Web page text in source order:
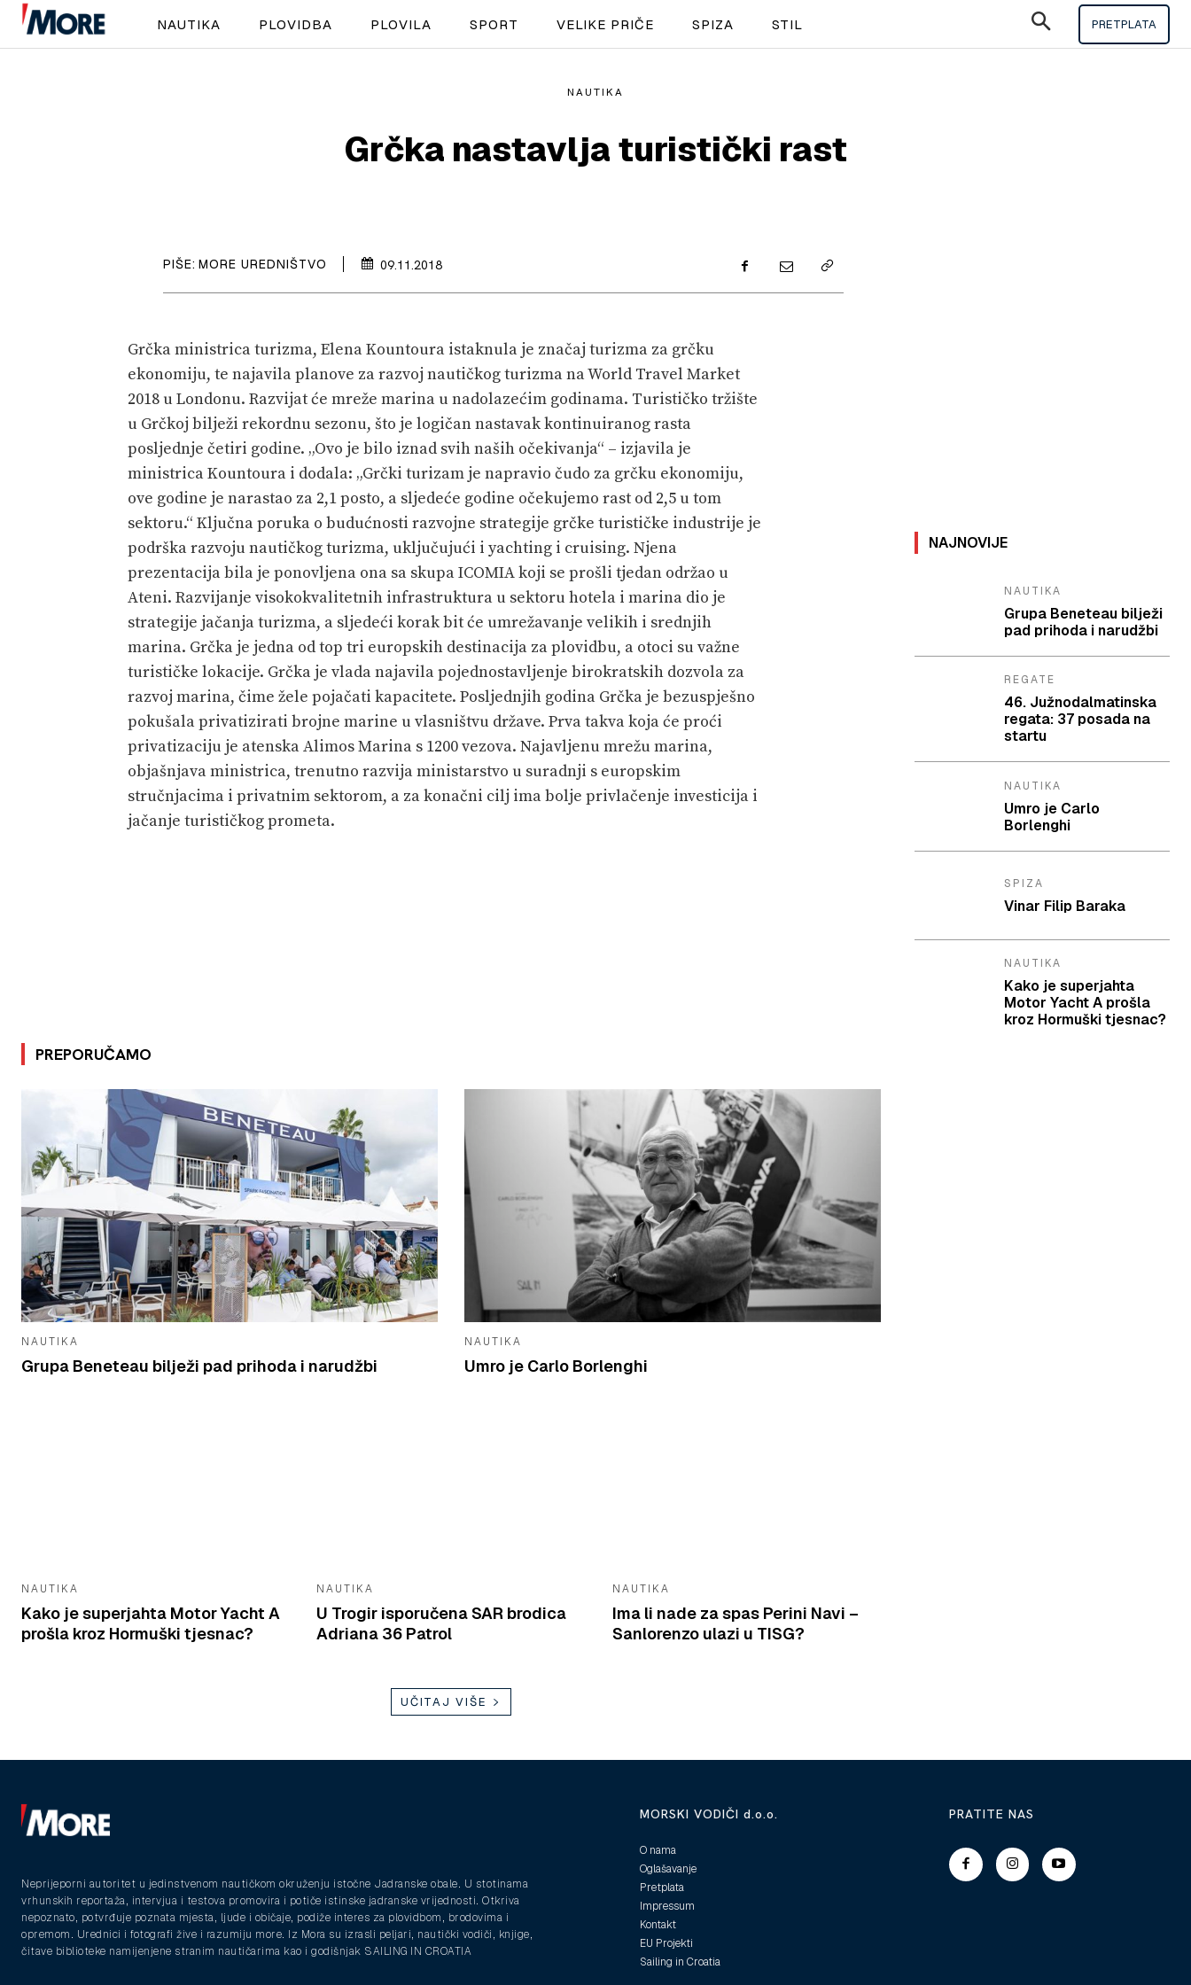
SPORT
PRETPLATA
SHOP
NAUTIKA PLOVIDBA PLOVILA SPORT VELIKE PRIČE SPIZA STIL PRETPLATA
NAUTIKA
Grčka nastavlja turistički rast
PIŠE: MORE UREDNIŠTVO 09.11.2018
Grčka ministrica turizma, Elena Kountoura istaknula je značaj turizma za grčku
ekonomiju, te najavila planove za razvoj nautičkog turizma na World Travel Market
2018 u Londonu. Razvijat će mreže marina u nadolazećim godinama. Turističko tržište
u Grčkoj bilježi rekordnu sezonu, što je logičan nastavak kontinuiranog rasta
posljednje četiri godine. „Ovo je bilo iznad svih naših očekivanja“ – izjavila je
ministrica Kountoura i dodala: „Grčki turizam je napravio čudo za grčku ekonomiju,
ove godine je narastao za 2,1 posto, a sljedeće godine očekujemo rast od 2,5 u tom
sektoru.“ Ključna poruka o budućnosti razvojne strategije grčke turističke industrije je
podrška razvoju nautičkog turizma, uključujući i yachting i cruising. Njena
prezentacija bila je ponovljena ona sa skupa ICOMIA koji se prošli tjedan održao u
Ateni. Razvijanje visokokvalitetnih infrastruktura u sektoru hotela i marina dio je
strategije jačanja turizma, a sljedeći korak bit će umrežavanje velikih i srednjih
marina. Grčka je jedna od top tri europskih destinacija za plovidbu, a otoci su važne
turističke lokacije. Grčka je vlada najavila pojednostavljenje birokratskih dozvola za
razvoj marina, čime žele pojačati kapacitete. Posljednjih godina Grčka je bezuspješno
pokušala privatizirati brojne marine u vlasništvu države. Prva takva koja će proći
privatizaciju je atenska Alimos Marina s 1200 vezova. Najavljenu mrežu marina,
objašnjava ministrica, trenutno razvija ministarstvo u suradnji s europskim
stručnjacima i privatnim sektorom, a za konačni cilj ima bolje privlačenje investicija i
jačanje turističkog prometa.
PREPORUČAMO
NAUTIKA
Grupa Beneteau bilježi pad prihoda i narudžbi
NAUTIKA
Umro je Carlo Borlenghi
NAUTIKA
Kako je superjahta Motor Yacht A
prošla kroz Hormuški tjesnac?
NAUTIKA
U Trogir isporučena SAR brodica
Adriana 36 Patrol
NAUTIKA
Ima li nade za spas Perini Navi –
Sanlorenzo ulazi u TISG?
UČITAJ VIŠE
NAJNOVIJE
NAUTIKA
Grupa Beneteau bilježi
pad prihoda i narudžbi
REGATE
46. Južnodalmatinska
regata: 37 posada na
startu
NAUTIKA
Umro je Carlo
Borlenghi
SPIZA
Vinar Filip Baraka
NAUTIKA
Kako je superjahta
Motor Yacht A prošla
kroz Hormuški tjesnac?
Neprijeporni autoritet u jedinstvenom nautičkom okruženju istočne Jadranske obale. U stotinama
vrhunskih reportaža, intervjua i testova promovira i potiče istinske jadranske vrijednosti. Otkriva
nepoznato, potvrđuje poznata mjesta, ljude i običaje, podiže interes za plovidbom, brodovima i
opremom. Urednici i fotografi žive i razumiju more. Iz Mora su izrasli peljari, nautički vodiči, knjige,
čitave biblioteke namijenjene stranim nautičarima kao i godišnjak SAILING IN CROATIA
MORSKI VODIČI d.o.o.
O nama
Oglašavanje
Pretplata
Impressum
Kontakt
EU Projekti
Sailing in Croatia
PRATITE NAS